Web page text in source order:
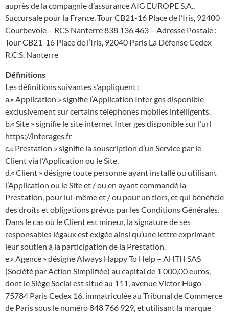
auprès de la compagnie d’assurance AIG EUROPE S.A.,
Succursale pour la France, Tour CB21-16 Place de l’Iris, 92400
Courbevoie – RCS Nanterre 838 136 463 – Adresse Postale :
Tour CB21-16 Place de l’Iris, 92040 Paris La Défense Cedex
R.C.S. Nanterre
Définitions
Les définitions suivantes s’appliquent :
a.« Application » signifie l’Application Inter ges disponible
exclusivement sur certains téléphones mobiles intelligents.
b.« Site » signifie le site internet Inter ges disponible sur l’url
https://interages.fr
c.« Prestation » signifie la souscription d’un Service par le
Client via l’Application ou le Site.
d.« Client » désigne toute personne ayant installé ou utilisant
l’Application ou le Site et / ou en ayant commandé la
Prestation, pour lui-même et / ou pour un tiers, et qui bénéficie
des droits et obligations prévus par les Conditions Générales.
Dans le cas où le Client est mineur, la signature de ses
responsables légaux est exigée ainsi qu’une lettre exprimant
leur soutien à la participation de la Prestation.
e.« Agence » désigne Always Happy To Help – AHTH SAS
(Société par Action Simplifiée) au capital de 1 000,00 euros,
dont le Siège Social est situé au 111, avenue Victor Hugo –
75784 Paris Cedex 16, immatriculée au Tribunal de Commerce
de Paris sous le numéro 848 766 929, et utilisant la marque